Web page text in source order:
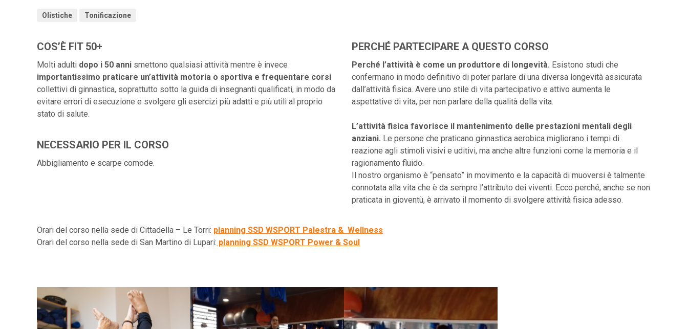
Olistiche Tonificazione
COS’È FIT 50+
Molti adulti dopo i 50 anni smettono qualsiasi attività mentre è invece
importantissimo praticare un’attività motoria o sportiva e frequentare corsi
collettivi di ginnastica, soprattutto sotto la guida di insegnanti qualificati, in modo da
evitare errori di esecuzione e svolgere gli esercizi più adatti e più utili al proprio
stato di salute.
NECESSARIO PER IL CORSO
Abbigliamento e scarpe comode.
PERCHÉ PARTECIPARE A QUESTO CORSO
Perché l’attività è come un produttore di longevità. Esistono studi che
confermano in modo definitivo di poter parlare di una diversa longevità assicurata
dall’attività fisica. Avere uno stile di vita partecipativo e attivo aumenta le
aspettative di vita, per non parlare della qualità della vita.
L’attività fisica favorisce il mantenimento delle prestazioni mentali degli
anziani. Le persone che praticano ginnastica aerobica migliorano i tempi di
reazione agli stimoli visivi e uditivi, ma anche altre funzioni come la memoria e il
ragionamento fluido.
Il nostro organismo è “pensato” in movimento e la capacità di muoversi è talmente
connotata alla vita che è da sempre l’attributo dei viventi. Ecco perché, anche se non
praticata in gioventù, è arrivato il momento di svolgere attività fisica adesso.
Orari del corso nella sede di Cittadella – Le Torri: planning SSD WSPORT Palestra & Wellness
Orari del corso nella sede di San Martino di Lupari: planning SSD WSPORT Power & Soul